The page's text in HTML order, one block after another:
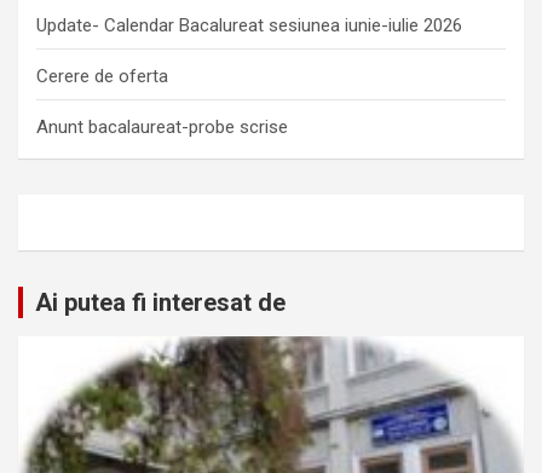
Update- Calendar Bacalureat sesiunea iunie-iulie 2026
Cerere de oferta
Anunt bacalaureat-probe scrise
Ai putea fi interesat de